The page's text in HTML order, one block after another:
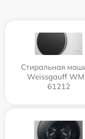
Стиральная
Weissgauff
61212